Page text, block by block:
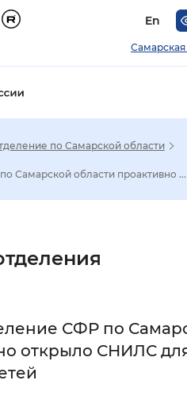
En
Самарская
отображения
Увеличенный
С засечками
между буквами
по Самарской области
Самарской области проактивно ...
СФР по
открыло СНИЛС